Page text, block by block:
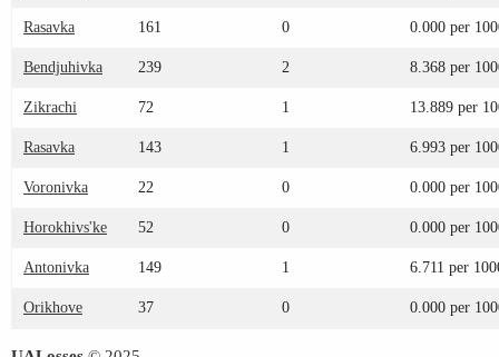
Rasavka 161 0 0.000 per
Bendjuhivka 239 2 8.368 per
Zikrachi 72 1 13.889 per
Rasavka 143 1 6.993 per
Voronivka 22 0 0.000 per
Horokhivs'ke 52 0 0.000 per
Antonivka 149 1 6.711 per
Orikhove 37 0 0.000 per